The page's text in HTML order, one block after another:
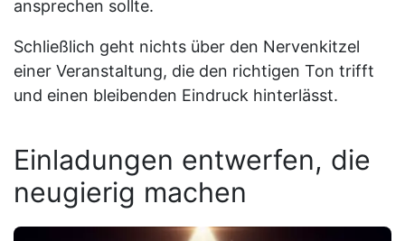
ansprechen sollte.
Schließlich geht nichts über den Nervenkitzel
einer Veranstaltung, die den richtigen Ton trifft
und einen bleibenden Eindruck hinterlässt.
Einladungen entwerfen, die
neugierig machen